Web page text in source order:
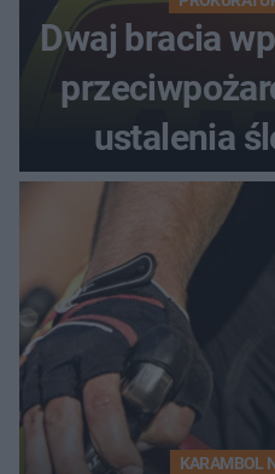
Dwaj bracia
ustalenia
KARAMBOL